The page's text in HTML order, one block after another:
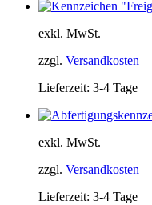
exkl. MwSt.
zzgl. Versandkosten
Lieferzeit: 3-4 Tage
exkl. MwSt.
zzgl. Versandkosten
Lieferzeit: 3-4 Tage